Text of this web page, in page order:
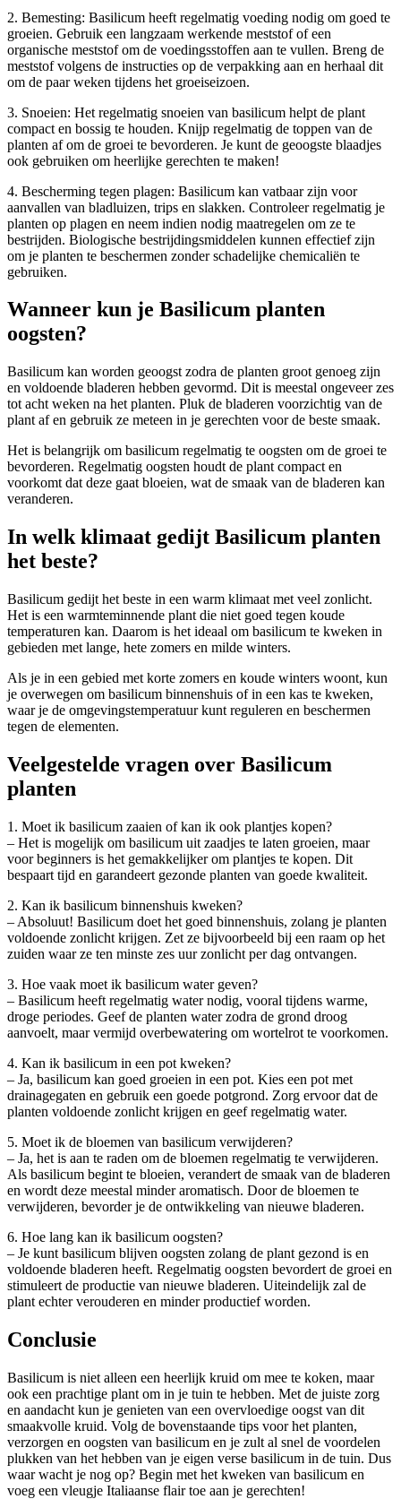
2. Bemesting: Basilicum heeft regelmatig voeding nodig om goed te
groeien. Gebruik een langzaam werkende meststof of een
organische meststof om de voedingsstoffen aan te vullen. Breng de
meststof volgens de instructies op de verpakking aan en herhaal dit
om de paar weken tijdens het groeiseizoen.
3. Snoeien: Het regelmatig snoeien van basilicum helpt de plant
compact en bossig te houden. Knijp regelmatig de toppen van de
planten af om de groei te bevorderen. Je kunt de geoogste blaadjes
ook gebruiken om heerlijke gerechten te maken!
4. Bescherming tegen plagen: Basilicum kan vatbaar zijn voor
aanvallen van bladluizen, trips en slakken. Controleer regelmatig je
planten op plagen en neem indien nodig maatregelen om ze te
bestrijden. Biologische bestrijdingsmiddelen kunnen effectief zijn
om je planten te beschermen zonder schadelijke chemicaliën te
gebruiken.
Wanneer kun je Basilicum planten
oogsten?
Basilicum kan worden geoogst zodra de planten groot genoeg zijn
en voldoende bladeren hebben gevormd. Dit is meestal ongeveer zes
tot acht weken na het planten. Pluk de bladeren voorzichtig van de
plant af en gebruik ze meteen in je gerechten voor de beste smaak.
Het is belangrijk om basilicum regelmatig te oogsten om de groei te
bevorderen. Regelmatig oogsten houdt de plant compact en
voorkomt dat deze gaat bloeien, wat de smaak van de bladeren kan
veranderen.
In welk klimaat gedijt Basilicum planten
het beste?
Basilicum gedijt het beste in een warm klimaat met veel zonlicht.
Het is een warmteminnende plant die niet goed tegen koude
temperaturen kan. Daarom is het ideaal om basilicum te kweken in
gebieden met lange, hete zomers en milde winters.
Als je in een gebied met korte zomers en koude winters woont, kun
je overwegen om basilicum binnenshuis of in een kas te kweken,
waar je de omgevingstemperatuur kunt reguleren en beschermen
tegen de elementen.
Veelgestelde vragen over Basilicum
planten
1. Moet ik basilicum zaaien of kan ik ook plantjes kopen?
– Het is mogelijk om basilicum uit zaadjes te laten groeien, maar
voor beginners is het gemakkelijker om plantjes te kopen. Dit
bespaart tijd en garandeert gezonde planten van goede kwaliteit.
2. Kan ik basilicum binnenshuis kweken?
– Absoluut! Basilicum doet het goed binnenshuis, zolang je planten
voldoende zonlicht krijgen. Zet ze bijvoorbeeld bij een raam op het
zuiden waar ze ten minste zes uur zonlicht per dag ontvangen.
3. Hoe vaak moet ik basilicum water geven?
– Basilicum heeft regelmatig water nodig, vooral tijdens warme,
droge periodes. Geef de planten water zodra de grond droog
aanvoelt, maar vermijd overbewatering om wortelrot te voorkomen.
4. Kan ik basilicum in een pot kweken?
– Ja, basilicum kan goed groeien in een pot. Kies een pot met
drainagegaten en gebruik een goede potgrond. Zorg ervoor dat de
planten voldoende zonlicht krijgen en geef regelmatig water.
5. Moet ik de bloemen van basilicum verwijderen?
– Ja, het is aan te raden om de bloemen regelmatig te verwijderen.
Als basilicum begint te bloeien, verandert de smaak van de bladeren
en wordt deze meestal minder aromatisch. Door de bloemen te
verwijderen, bevorder je de ontwikkeling van nieuwe bladeren.
6. Hoe lang kan ik basilicum oogsten?
– Je kunt basilicum blijven oogsten zolang de plant gezond is en
voldoende bladeren heeft. Regelmatig oogsten bevordert de groei en
stimuleert de productie van nieuwe bladeren. Uiteindelijk zal de
plant echter verouderen en minder productief worden.
Conclusie
Basilicum is niet alleen een heerlijk kruid om mee te koken, maar
ook een prachtige plant om in je tuin te hebben. Met de juiste zorg
en aandacht kun je genieten van een overvloedige oogst van dit
smaakvolle kruid. Volg de bovenstaande tips voor het planten,
verzorgen en oogsten van basilicum en je zult al snel de voordelen
plukken van het hebben van je eigen verse basilicum in de tuin. Dus
waar wacht je nog op? Begin met het kweken van basilicum en
voeg een vleugje Italiaanse flair toe aan je gerechten!